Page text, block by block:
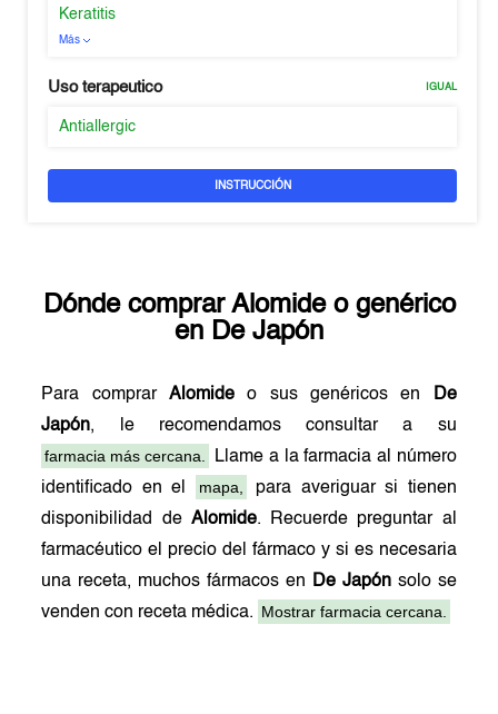
Keratitis
Más
Uso terapeutico IGUAL
Antiallergic
INSTRUCCIÓN
Dónde comprar Alomideo genérico
en De Japón
Para comprarAlomide o sus genéricos en
De
Japón, le recomendamos consultar a su
farmacia más cercana.
Llame a la farmacia al número
identificado en el
mapa,
para averiguar si tienen
disponibilidad de Alomide. Recuerde preguntar al
farmacéutico el precio del fármaco y si es necesaria
una receta, muchos fármacos en
De Japónsolo se
venden con receta médica. Mostrar farmacia cercana.